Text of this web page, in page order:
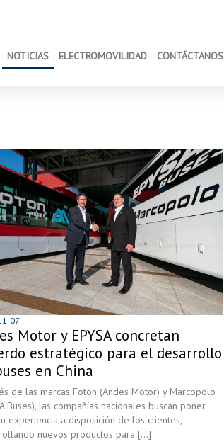
NOTICIAS ELECTROMOVILIDAD CONTÁCTANOS
07
Motor y EPYSA concretan
estratégico para el desarrollo
en China
de las marcas Foton (Andes Motor) y Marcopolo
Buses), las compañías nacionales buscan poner
experiencia a disposición de los clientes,
nuevos productos para [...]